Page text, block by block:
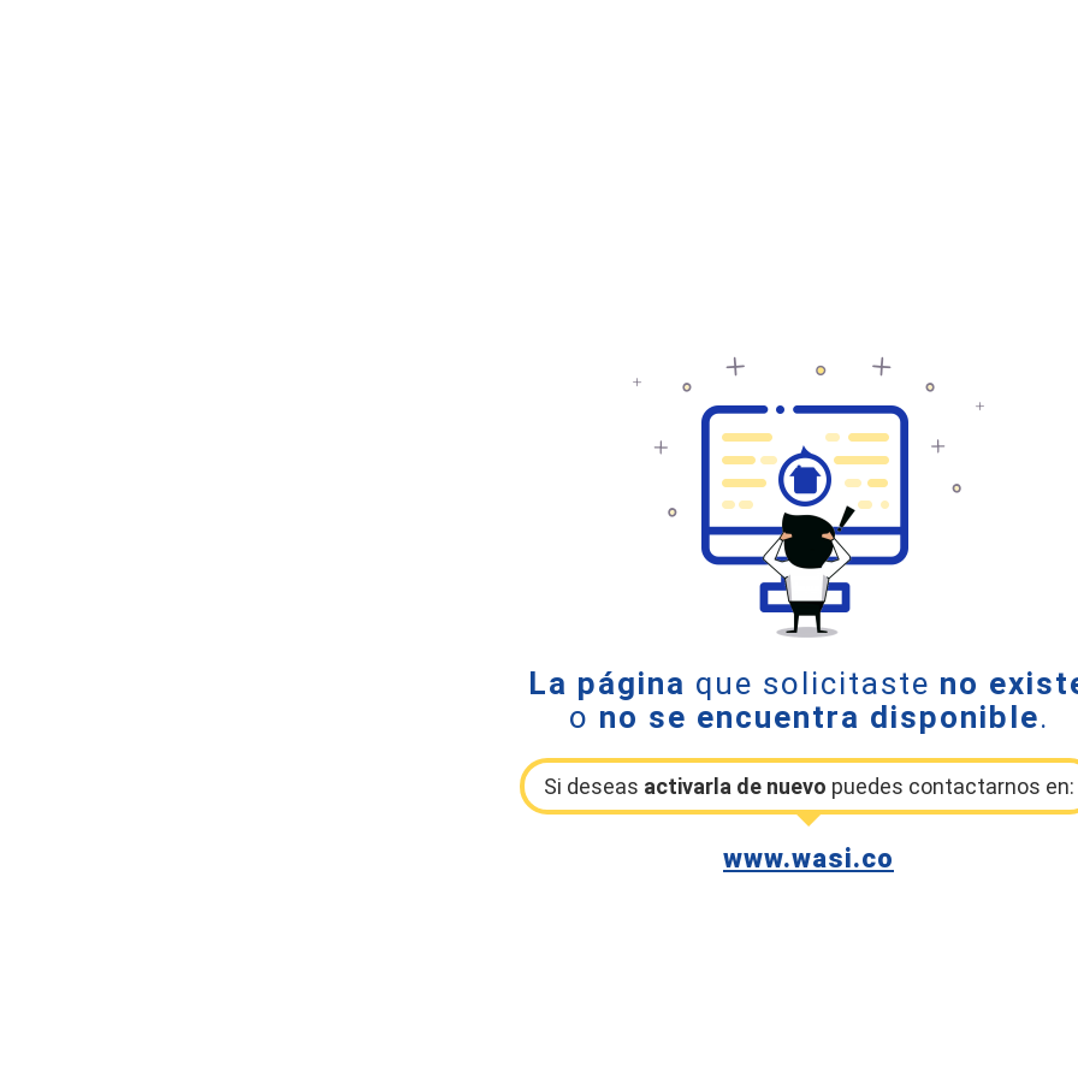
La página que solicitaste no
o no se encuentra disponible.
Si deseas activarla de nuevo puedes contactarnos en:
www.wasi.co